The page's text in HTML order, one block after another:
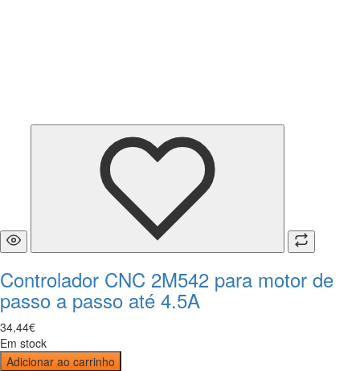
Controlador CNC 2M542 para motor de
passo a passo até 4.5A
34,44€
Em stock
Adicionar ao carrinho